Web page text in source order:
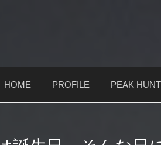
HOME PROFILE PEAK